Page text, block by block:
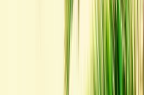
inbegrepen
Internationale
Internationale
Telefoongesprek